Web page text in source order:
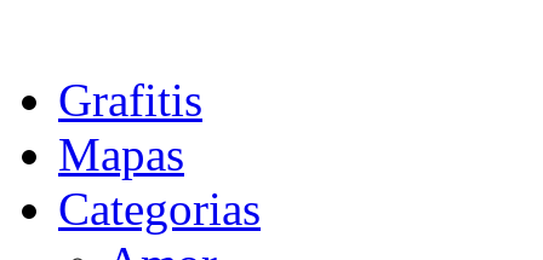
Grafitis
Mapas
Categorias